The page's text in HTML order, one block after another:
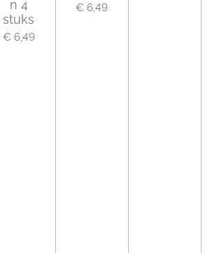
n 4
stuks
€ 6,49
€ 6,49